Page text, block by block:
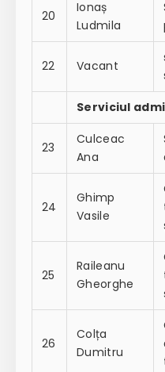
20
Ionaș
Ludmila
22 Vacant
Serviciul
23
Culceac
Ana
24
Ghimp
Vasile
25
Raileanu
Gheorghe
26
Colța
Dumitru